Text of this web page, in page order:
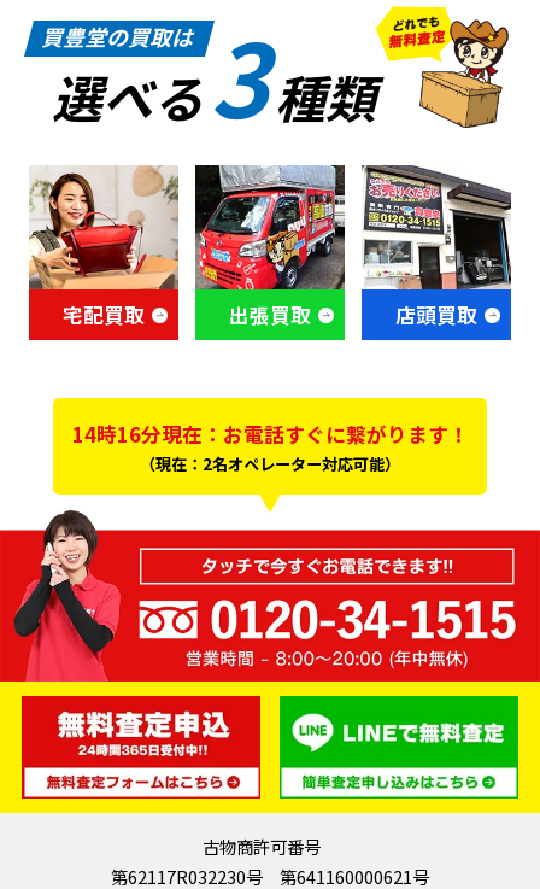
買豊堂の買取は
選べる3種類
宅配買取 出張買取 店頭買取
14時16分現在：お電話すぐに繋がります！
（現在：2名オペレーター対応可能）
古物商許可番号
第62117R032230号 第641160000621号